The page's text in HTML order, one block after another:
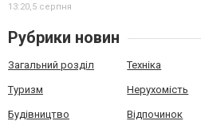
13:20,5 серпня
Рубрики новин
Загальний розділ Техніка
Туризм Нерухомість
Будівництво Відпочинок